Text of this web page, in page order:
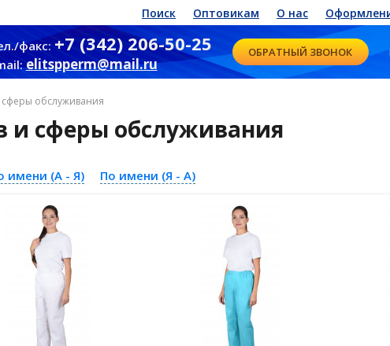
Поиск Оптовикам О нас
факс: +7 (342) 206-50-25
elitspperm@mail.ru
ОБРАТНЫЙ ЗВОНОК
обслуживания
и сферы обслуживания
имени (A - Я) По имени (Я - A)